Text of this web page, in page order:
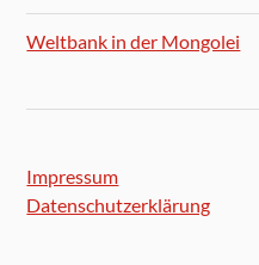
Weltbank in der Mongolei
Impressum
Datenschutzerklärung